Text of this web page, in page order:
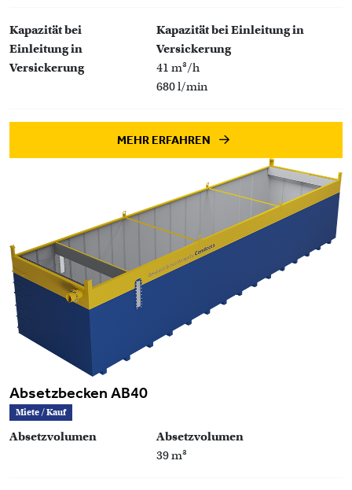
Kapazität bei
Einleitung in
Versickerung
Kapazität bei Einleitung in
Versickerung
41 m³/h
680 l/min
MEHR ERFAHREN
Absetzbecken AB40
Miete / Kauf
Absetzvolumen
Absetzvolumen
39 m³